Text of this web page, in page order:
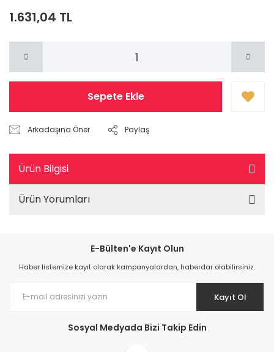
1.631,04 TL
Sepete Ekle
Arkadaşına Öner Paylaş
Ürün Bilgisi
Ürün Yorumları
E-Bülten'e Kayıt Olun
Haber listemize kayıt olarak kampanyalardan, haberdar olabilirsiniz.
Kayıt Ol
Sosyal Medyada Bizi Takip Edin